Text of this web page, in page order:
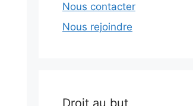
Nous contacter
Nous rejoindre
Droit au but